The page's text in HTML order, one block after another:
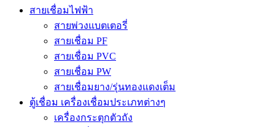
สายเชื่อมไฟฟ้า
สายพ่วงแบตเตอรี่
สายเชื่อม PF
สายเชื่อม PVC
สายเชื่อม PW
สายเชื่อมยาง/รุ่นทองแดงเต็ม
ตู้เชื่อม เครื่องเชื่อมประเภทต่างๆ
เครื่องกระตุกตัวถัง